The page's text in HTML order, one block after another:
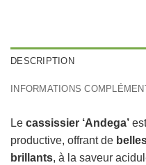
DESCRIPTION
INFORMATIONS
Le cassissier ‘Andega’
productive, offrant de
brillants, à la saveur